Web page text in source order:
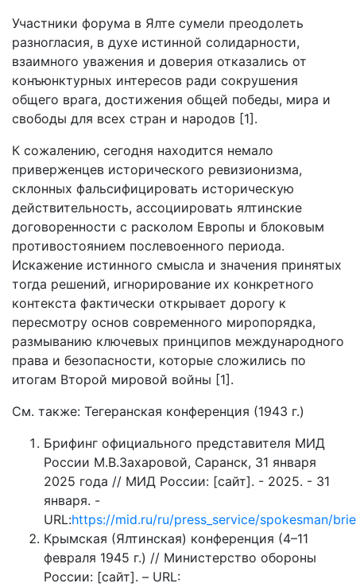
Участники форума в Ялте сумели преодолеть
разногласия, в духе истинной солидарности,
взаимного уважения и доверия отказались от
конъюнктурных интересов ради сокрушения
общего врага, достижения общей победы, мира и
свободы для всех стран и народов [1].
К сожалению, сегодня находится немало
приверженцев исторического ревизионизма,
склонных фальсифицировать историческую
действительность, ассоциировать ялтинские
договоренности с расколом Европы и блоковым
противостоянием послевоенного периода.
Искажение истинного смысла и значения принятых
тогда решений, игнорирование их конкретного
контекста фактически открывает дорогу к
пересмотру основ современного миропорядка,
размыванию ключевых принципов международного
права и безопасности, которые сложились по
итогам Второй мировой войны [1].
См. также: Тегеранская конференция (1943 г.)
Брифинг официального представителя МИД
России М.В.Захаровой, Саранск, 31 января
2025 года // МИД России: [сайт]. - 2025. - 31
января. -
URL:https://mid.ru/ru/press_service/spokesman/
Крымская (Ялтинская) конференция (4–11
февраля 1945 г.) // Министерство обороны
России: [сайт]. – URL: